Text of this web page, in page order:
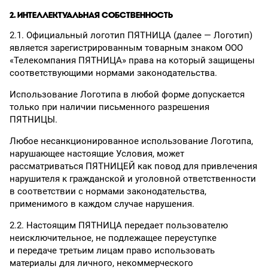
2. ИНТЕЛЛЕКТУАЛЬНАЯ СОБСТВЕННОСТЬ
2.1. Официальный логотип ПЯТНИЦА (далее — Логотип)
является зарегистрированным товарным знаком ООО
«Телекомпания ПЯТНИЦА» права на который защищены
соответствующими нормами законодательства.
Использование Логотипа в любой форме допускается
только при наличии письменного разрешения
ПЯТНИЦЫ.
Любое несанкционированное использование Логотипа,
нарушающее настоящие Условия, может
рассматриваться ПЯТНИЦЕЙ как повод для привлечения
нарушителя к гражданской и уголовной ответственности
в соответствии с нормами законодательства,
применимого в каждом случае нарушения.
2.2. Настоящим ПЯТНИЦА передает пользователю
неисключительное, не подлежащее переуступке
и передаче третьим лицам право использовать
материалы для личного, некоммерческого